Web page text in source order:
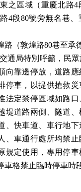
之區域（重慶北路4
4段80號旁無名巷、
路（敦煌路80巷至承
通局特別呼籲，民
向靠邊停放，道路
停車，以提供搶救
法定禁停區域如路
堤道路兩側、隧道、
、快車道、車行地
、車通行處所均禁
規定使用，專用停
車格禁止臨時停車時